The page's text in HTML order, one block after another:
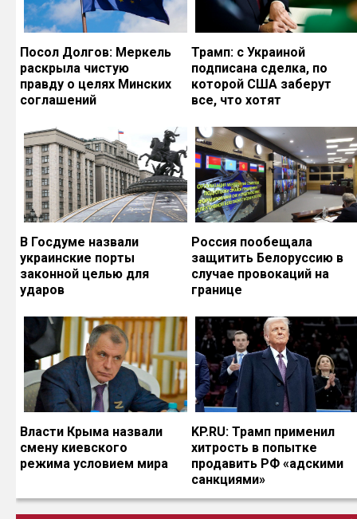
Посол Долгов: Меркель
раскрыла чистую
правду о целях Минских
соглашений
Трамп: с Украиной
подписана сделка, по
которой США заберут
все, что хотят
В Госдуме назвали
украинские порты
законной целью для
ударов
Россия пообещала
защитить Белоруссию в
случае провокаций на
границе
Власти Крыма назвали
смену киевского
режима условием мира
KP.RU: Трамп применил
хитрость в попытке
продавить РФ «адскими
санкциями»